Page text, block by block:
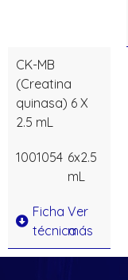
CK-MB
(Creatina
quinasa) 6 X
2.5 mL
1001054 6x2.5
mL
Ficha
técnica
Ver
más